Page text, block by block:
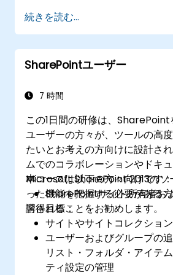
チェックアウト／チェックイ
承認、バージョン管理の設定
ページやウェブパーツペー
続きを読む...
SharePointユーザー
7 時間
この1日間の研修は、
ユーザーの方々が、ツールの高
たいとお考えの方向けに設計さ
ムでのコラボレーションやドキ
Microsoft SharePoint 2013のソ
った機能を把握する必要がある
講されることをお勧めします。
本コースは以下の方々向けです：
SharePointサイト所有者お
習得目標：
サイトやサイトコレクショ
ユーザーおよびグループの
リスト・フォルダ・アイテ
ティ設定の管理